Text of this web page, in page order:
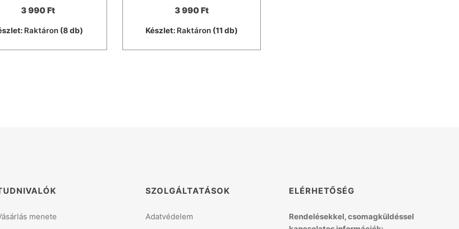
3 990 Ft
Raktáron(8 db)
3 990 Ft
Készlet: Raktáron(11 db)
menete
SZOLGÁLTATÁSOK
Adatvédelem
ELÉRHETŐSÉG
Rendelésekkel, csomagküldéssel